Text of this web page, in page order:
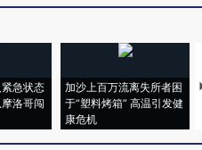
急状态
洛哥闯
加沙上百万流离失所者困
于“塑料烤箱” 高温引发健
康危机